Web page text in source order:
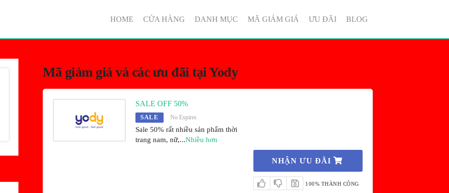
HOME CỬA HÀNG DANH MỤC MÃ GIẢM GIÁ ƯU ĐÃI BLOG
Mã giảm giá và các ưu đãi tại Yody
SALE OFF 50%
SALE No Expires
Sale 50% rất nhiều sản phẩm thời
trang nam, nữ,...Nhiều hơn
NHẬN ƯU ĐÃI
100% THÀNH CÔNG